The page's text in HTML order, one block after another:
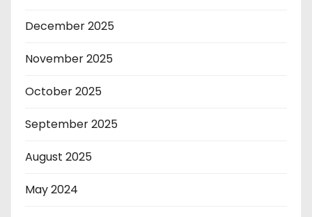
December 2025
November 2025
October 2025
September 2025
August 2025
May 2024